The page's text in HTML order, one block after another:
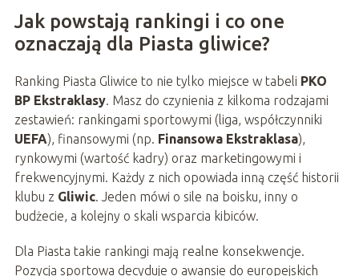
Jak powstają rankingi i co one
oznaczają dla Piasta gliwice?
Ranking Piasta Gliwice to nie tylko miejsce w tabeli PKO
BP Ekstraklasy. Masz do czynienia z kilkoma rodzajami
zestawień: rankingami sportowymi (liga, współczynniki
UEFA), finansowymi (np. Finansowa Ekstraklasa),
rynkowymi (wartość kadry) oraz marketingowymi i
frekwencyjnymi. Każdy z nich opowiada inną część historii
klubu z Gliwic. Jeden mówi o sile na boisku, inny o
budżecie, a kolejny o skali wsparcia kibiców.
Dla Piasta takie rankingi mają realne konsekwencje.
Pozycja sportowa decyduje o awansie do europejskich